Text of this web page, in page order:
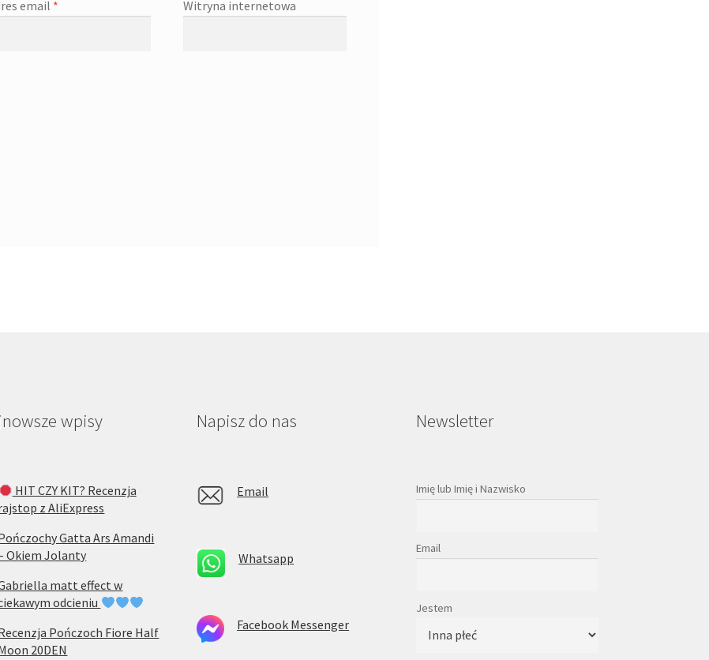
email * Witryna internetowa
wpisy
HIT CZY KIT? Recenzja
z AliExpress
Gatta Ars Amandi
Okiem Jolanty
matt effect w
odcieniu
Pończoch Fiore Half
20DEN
Napisz do nas
Email
Whatsapp
Facebook Messenger
Newsletter
Imię lub Imię i Nazwisko
Email
Jestem